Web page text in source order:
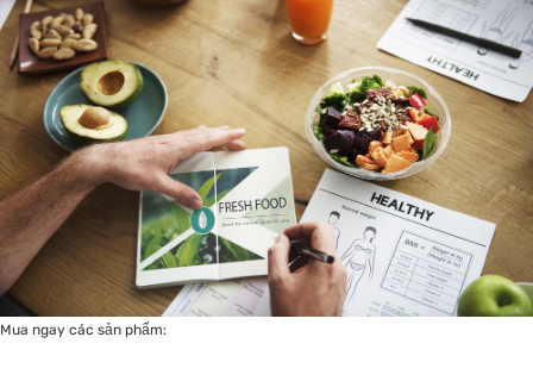
Mua ngay các sản phẩm: